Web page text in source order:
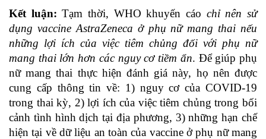
Kết luận: Tạm thời, WHO khuyến cáo chỉ nên sử
dụng vaccine AstraZeneca ở phụ nữ mang thai nếu
những lợi ích của việc tiêm chủng đối với phụ nữ
mang thai lớn hơn các nguy cơ tiềm ẩn. Để giúp phụ
nữ mang thai thực hiện đánh giá này, họ nên được
cung cấp thông tin về: 1) nguy cơ của COVID-19
trong thai kỳ, 2) lợi ích của việc tiêm chủng trong bối
cảnh tình hình dịch tại địa phương, 3) những hạn chế
hiện tại về dữ liệu an toàn của vaccine ở phụ nữ mang